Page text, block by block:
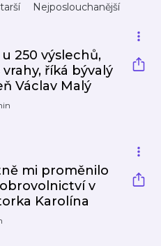
Nejposlouchanější
250 výslechů,
říká bývalý
Václav Malý
mi proměnilo
v
Karolína